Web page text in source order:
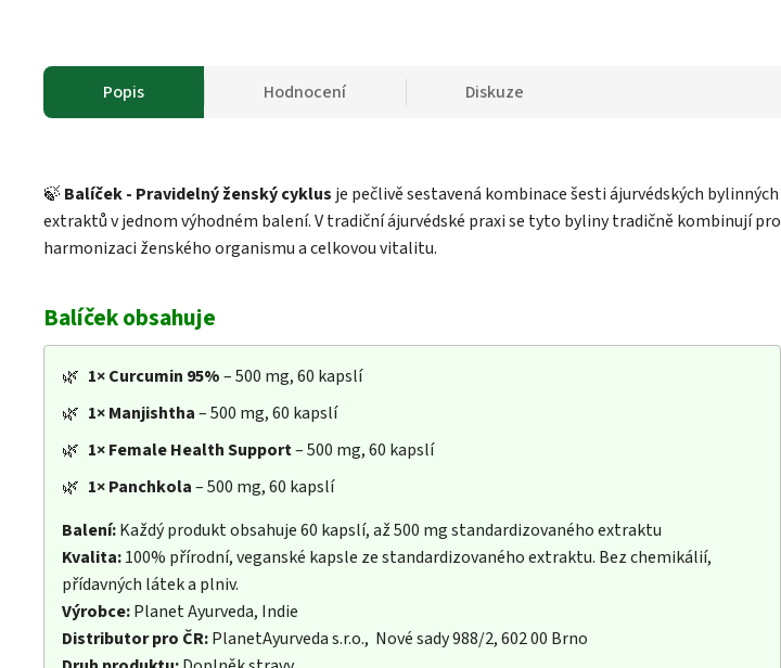
Popis Hodnocení Diskuze
🍃 Balíček - Pravidelný ženský cyklus je pečlivě sestavená kombinace šesti ájurvédských bylinných
extraktů v jednom výhodném balení. V tradiční ájurvédské praxi se tyto byliny tradičně kombinují pro
harmonizaci ženského organismu a celkovou vitalitu.
Balíček obsahuje
🌿 1×Curcumin 95%– 500 mg, 60 kapslí
🌿 1×Manjishtha– 500 mg, 60 kapslí
🌿 1×Female Health Support– 500 mg, 60 kapslí
🌿 1×Panchkola– 500 mg, 60 kapslí
Balení:Každý produkt obsahuje 60 kapslí, až 500 mg standardizovaného extraktu
Kvalita:100% přírodní, veganské kapsle ze standardizovaného extraktu. Bez chemikálií,
přídavných látek a plniv.
Výrobce:Planet Ayurveda, Indie
Distributor pro ČR:PlanetAyurveda s.r.o., Nové sady 988/2, 602 00 Brno